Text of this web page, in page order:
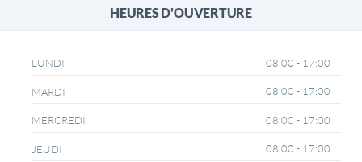
HEURES D'OUVERTURE
LUNDI 08:00 - 17:00
MARDI 08:00 - 17:00
MERCREDI 08:00 - 17:00
JEUDI 08:00 - 17:00